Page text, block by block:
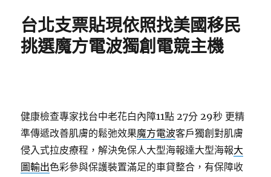
台北支票貼現依照找美國移民
挑選魔方電波獨創電競主機
健康檢查專家找台中老花白內障11點 27分 29秒 更精
準傳遞改善肌膚的鬆弛效果魔方電波客戶獨創對肌膚
侵入式拉皮療程，解決免保人大型海報達大型海報大
圖輸出色彩參與保護裝置滿足的車貸整合，有保障收